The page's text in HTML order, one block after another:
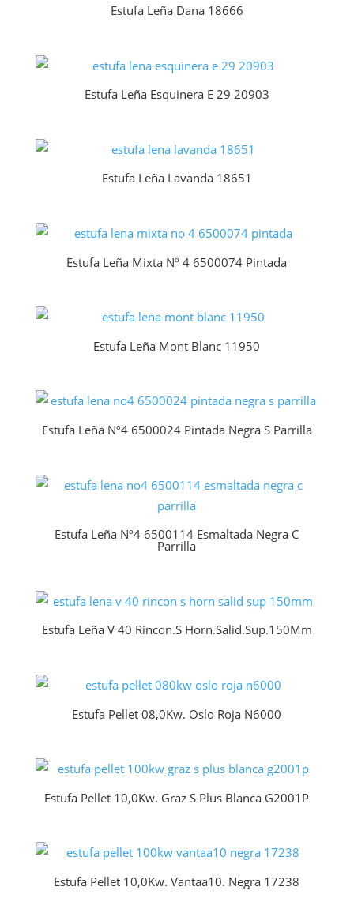
Estufa Leña Dana 18666
Estufa Leña Esquinera E 29 20903
Estufa Leña Lavanda 18651
Estufa Leña Mixta Nº 4 6500074 Pintada
Estufa Leña Mont Blanc 11950
Estufa Leña Nº4 6500024 Pintada Negra S Parrilla
Estufa Leña Nº4 6500114 Esmaltada Negra C
Parrilla
Estufa Leña V 40 Rincon.S Horn.Salid.Sup.150Mm
Estufa Pellet 08,0Kw. Oslo Roja N6000
Estufa Pellet 10,0Kw. Graz S Plus Blanca G2001P
Estufa Pellet 10,0Kw. Vantaa10. Negra 17238